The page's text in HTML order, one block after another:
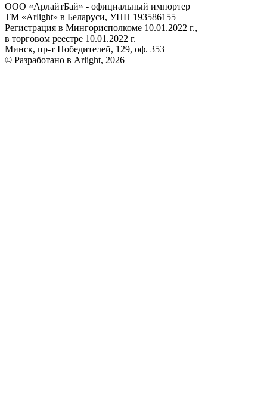
ООО «АрлайтБай» - официальный импортер
ТМ «Arlight» в Беларуси, УНП 193586155
Регистрация в Мингорисполкоме 10.01.2022 г.,
в торговом реестре 10.01.2022 г.
Минск, пр-т Победителей, 129, оф. 353
© Разработано в Arlight, 2026